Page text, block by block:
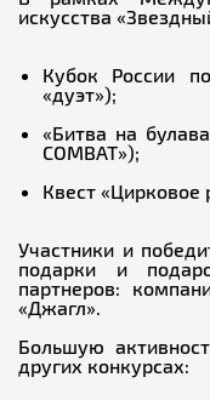
искусства
Кубок России
«дуэт»);
«Битва на
COMBAT»);
Квест «Цирковое
Участники и
подарки и
партнеров:
«Джагл».
Большую
других конкурсах: